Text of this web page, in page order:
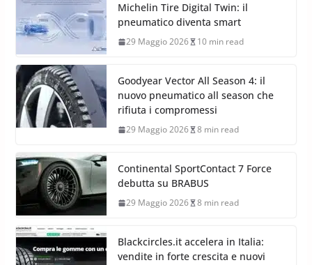
Michelin Tire Digital Twin: il
pneumatico diventa smart
29 Maggio 2026 10 min read
Goodyear Vector All Season 4: il
nuovo pneumatico all season che
rifiuta i compromessi
29 Maggio 2026 8 min read
Continental SportContact 7 Force
debutta su BRABUS
29 Maggio 2026 8 min read
Blackcircles.it accelera in Italia:
vendite in forte crescita e nuovi